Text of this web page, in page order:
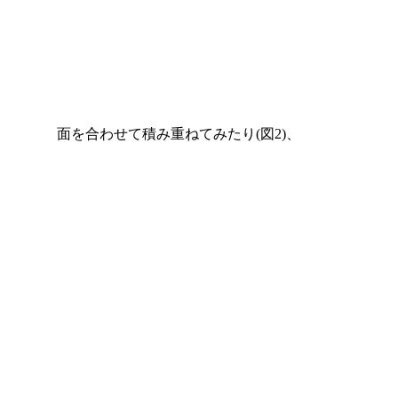
面を合わせて積み重ねてみたり(図2)、